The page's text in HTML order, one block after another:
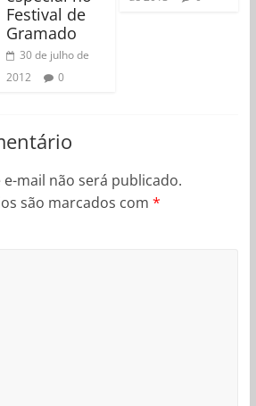
Festival de
Gramado
30 de julho de
2012
0
mail não será publicado.
são marcados com *